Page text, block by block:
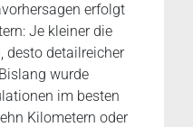
erfolgt
Je kleiner die
desto detailreicher
wurde
im besten
Kilometern oder